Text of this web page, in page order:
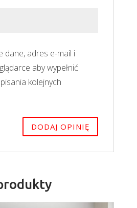
dane, adres e-mail i
aby wypełnić
kolejnych